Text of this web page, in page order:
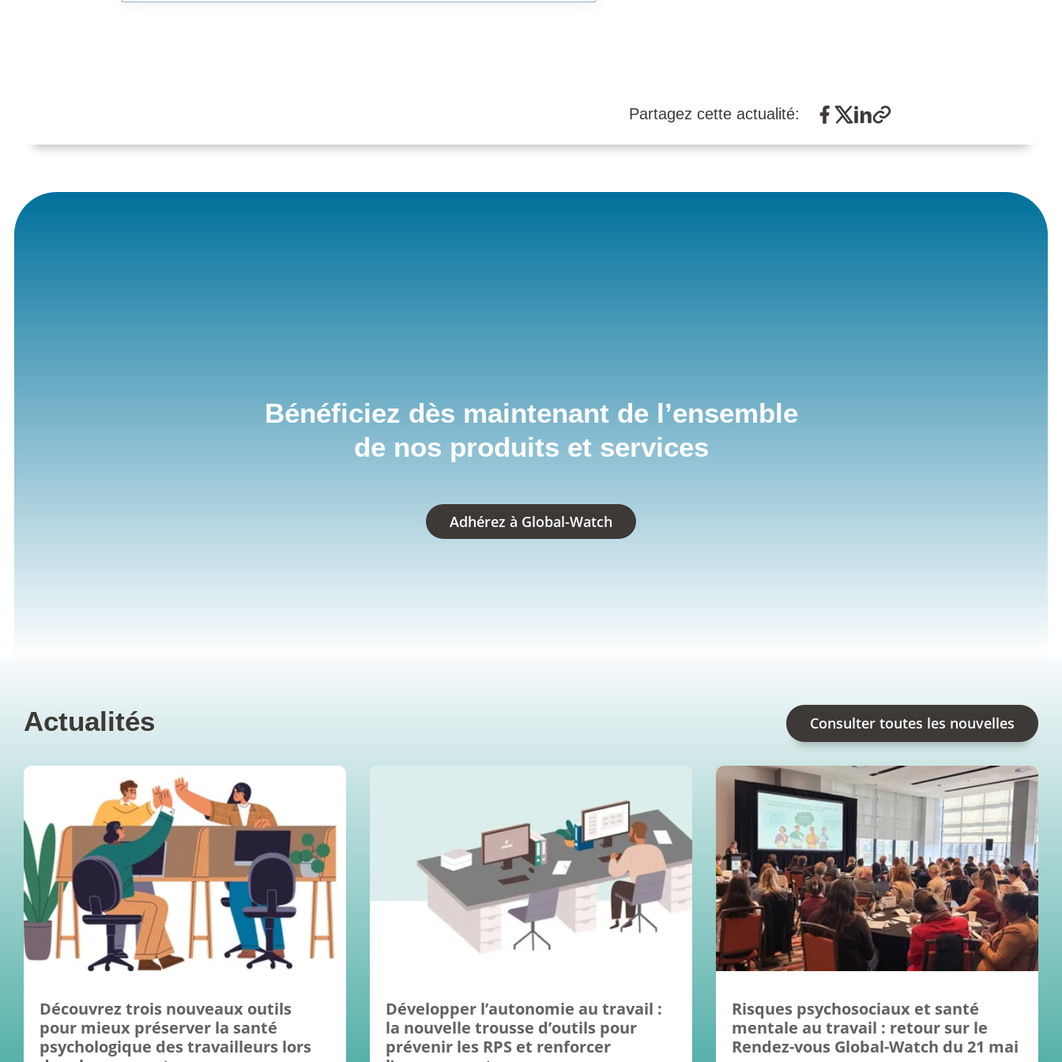
Partagez cette actualité:
Bénéficiez dès maintenant de l’ensemble
de nos produits et services
Adhérez à Global-Watch
Actualités Consulter toutes les nouvelles
Découvrez trois nouveaux outils
pour mieux préserver la santé
psychologique des travailleurs lors
Développer l’autonomie au travail :
la nouvelle trousse d’outils pour
prévenir les RPS et renforcer
Risques psychosociaux et santé
mentale au travail : retour sur le
Rendez-vous Global-Watch du 21 mai